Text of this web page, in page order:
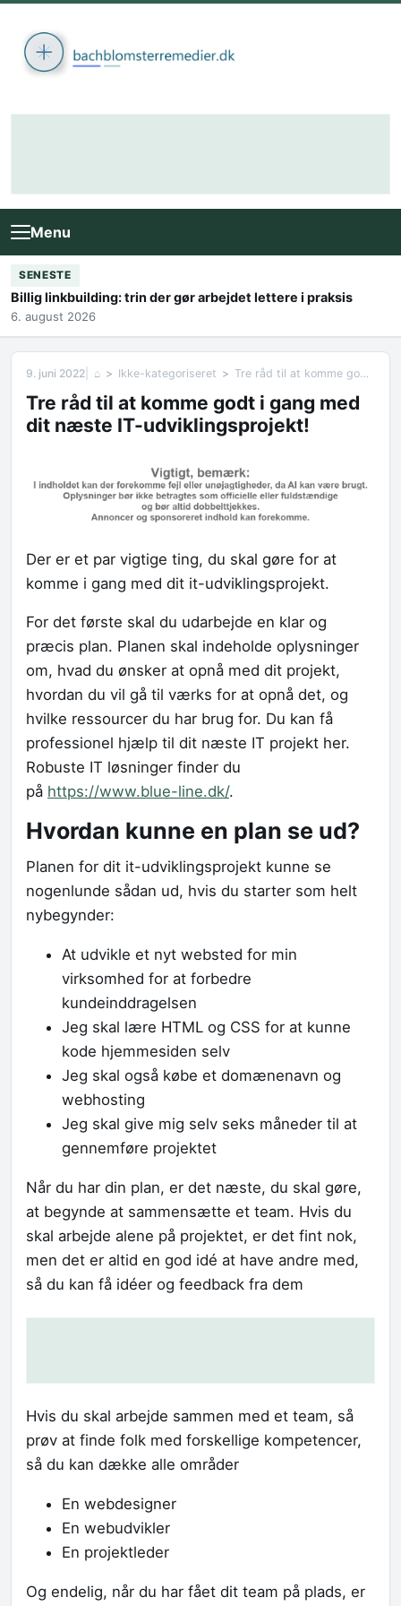
Menu
SENESTE
Billig linkbuilding: trin der gør arbejdet lettere i praksis
6. august 2026
9. juni 2022 ⌂ Ikke-kategoriseret Tre råd til at komme godt i gang med dit næste IT-udviklingsprojekt!
Tre råd til at komme godt i gang med
dit næste IT-udviklingsprojekt!
Der er et par vigtige ting, du skal gøre for at
komme i gang med dit it-udviklingsprojekt.
For det første skal du udarbejde en klar og
præcis plan. Planen skal indeholde oplysninger
om, hvad du ønsker at opnå med dit projekt,
hvordan du vil gå til værks for at opnå det, og
hvilke ressourcer du har brug for. Du kan få
professionel hjælp til dit næste IT projekt her.
Robuste IT løsninger finder du
på https://www.blue-line.dk/.
Hvordan kunne en plan se ud?
Planen for dit it-udviklingsprojekt kunne se
nogenlunde sådan ud, hvis du starter som helt
nybegynder:
At udvikle et nyt websted for min
virksomhed for at forbedre
kundeinddragelsen
Jeg skal lære HTML og CSS for at kunne
kode hjemmesiden selv
Jeg skal også købe et domænenavn og
webhosting
Jeg skal give mig selv seks måneder til at
gennemføre projektet
Når du har din plan, er det næste, du skal gøre,
at begynde at sammensætte et team. Hvis du
skal arbejde alene på projektet, er det fint nok,
men det er altid en god idé at have andre med,
så du kan få idéer og feedback fra dem
Hvis du skal arbejde sammen med et team, så
prøv at finde folk med forskellige kompetencer,
så du kan dække alle områder
En webdesigner
En webudvikler
En projektleder
Og endelig, når du har fået dit team på plads, er